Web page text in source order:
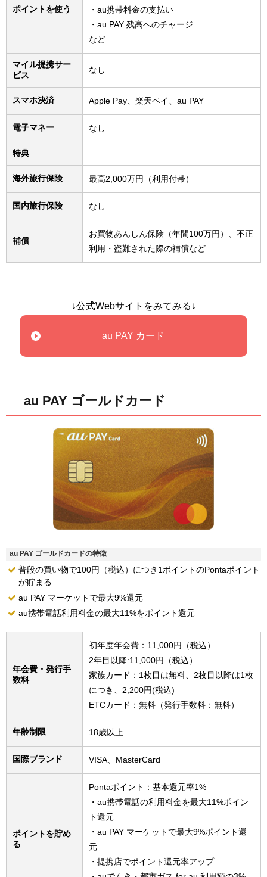
ポイントを使う
・au携帯料金の支払い
・au PAY 残高へのチャージ
など
マイル提携サー
ビス
なし
スマホ決済 Apple Pay、楽天ペイ、au PAY
電子マネー なし
特典
海外旅行保険 最高2,000万円（利用付帯）
国内旅行保険 なし
補償
お買物あんしん保険（年間100万円）、不正
利用・盗難された際の補償など
↓公式Webサイトをみてみる↓
au PAY カード
au PAY ゴールドカード
au PAY ゴールドカードの特徴
普段の買い物で100円（税込）につき1ポイントのPontaポイント
が貯まる
au PAY マーケットで最大9%還元
au携帯電話利用料金の最大11%をポイント還元
年会費・発行手
数料
初年度年会費：11,000円（税込）
2年目以降:11,000円（税込）
家族カード：1枚目は無料、2枚目以降は1枚
につき、2,200円(税込)
ETCカード：無料（発行手数料：無料）
年齢制限 18歳以上
国際ブランド VISA、MasterCard
ポイントを貯め
る
Pontaポイント：基本還元率1%
・au携帯電話の利用料金を最大11%ポイン
ト還元
・au PAY マーケットで最大9%ポイント還
元
・提携店でポイント還元率アップ